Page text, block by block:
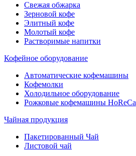
Свежая обжарка
Зерновой кофе
Элитный кофе
Молотый кофе
Растворимые напитки
Кофейное оборудование
Автоматические кофемашины
Кофемолки
Холодильное оборудование
Рожковые кофемашины HoReCa
Чайная продукция
Пакетированный Чай
Листовой чай